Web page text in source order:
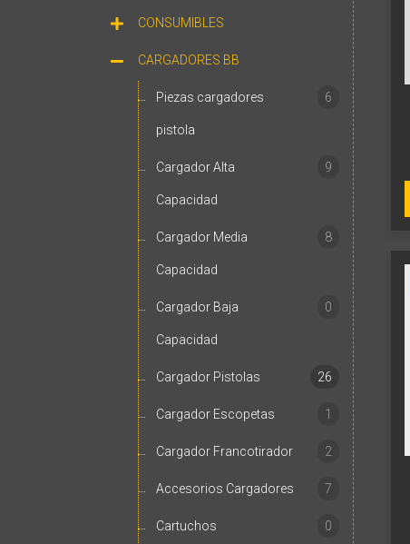
CONSUMIBLES
CARGADORES BB
Piezas cargadores
pistola
6
Cargador Alta
Capacidad
9
Cargador Media
Capacidad
8
Cargador Baja
Capacidad
0
Cargador Pistolas 26
Cargador Escopetas 1
Cargador Francotirador 2
Accesorios Cargadores 7
Cartuchos 0